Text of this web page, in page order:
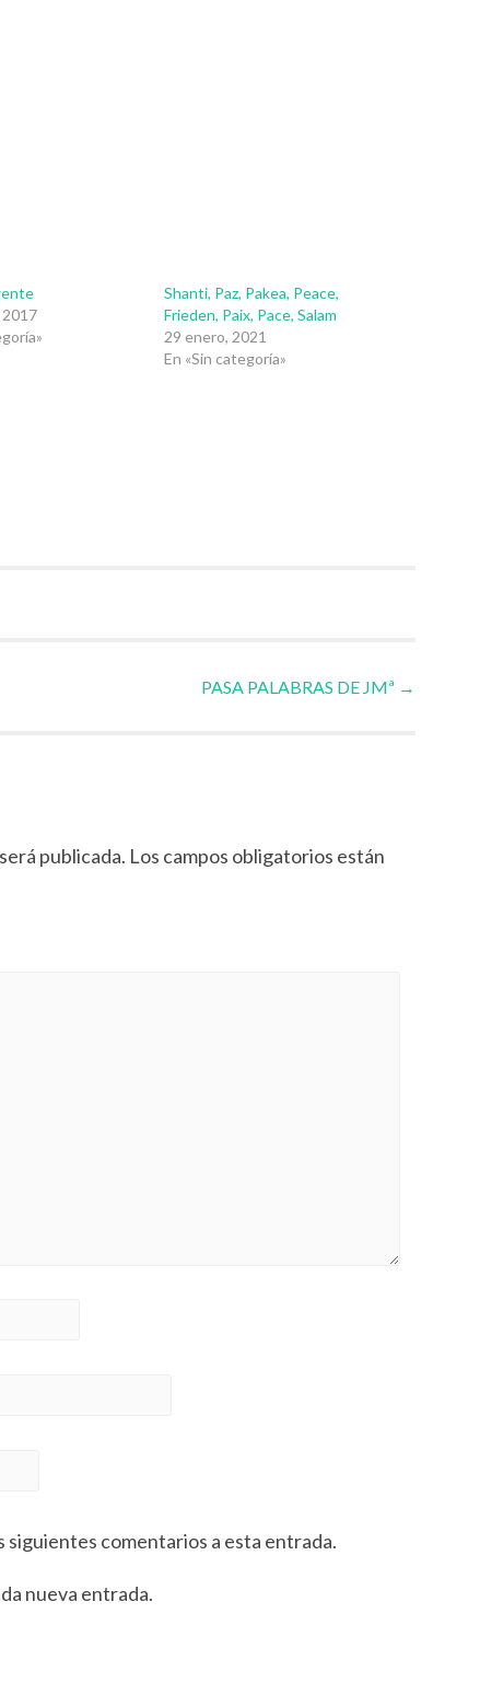
Shanti, Paz, Pakea, Peace,
Frieden, Paix, Pace, Salam
29 enero, 2021
En «Sin categoría»
PASA PALABRAS DE JMª →
publicada. Los campos obligatorios están
comentarios a esta entrada.
nueva entrada.